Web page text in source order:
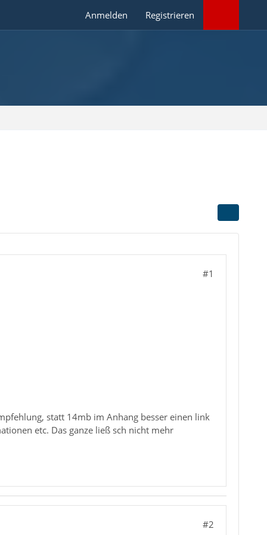
Anmelden Registrieren
#1
statt 14mb im Anhang besser einen link
etc. Das ganze ließ sch nicht mehr
#2